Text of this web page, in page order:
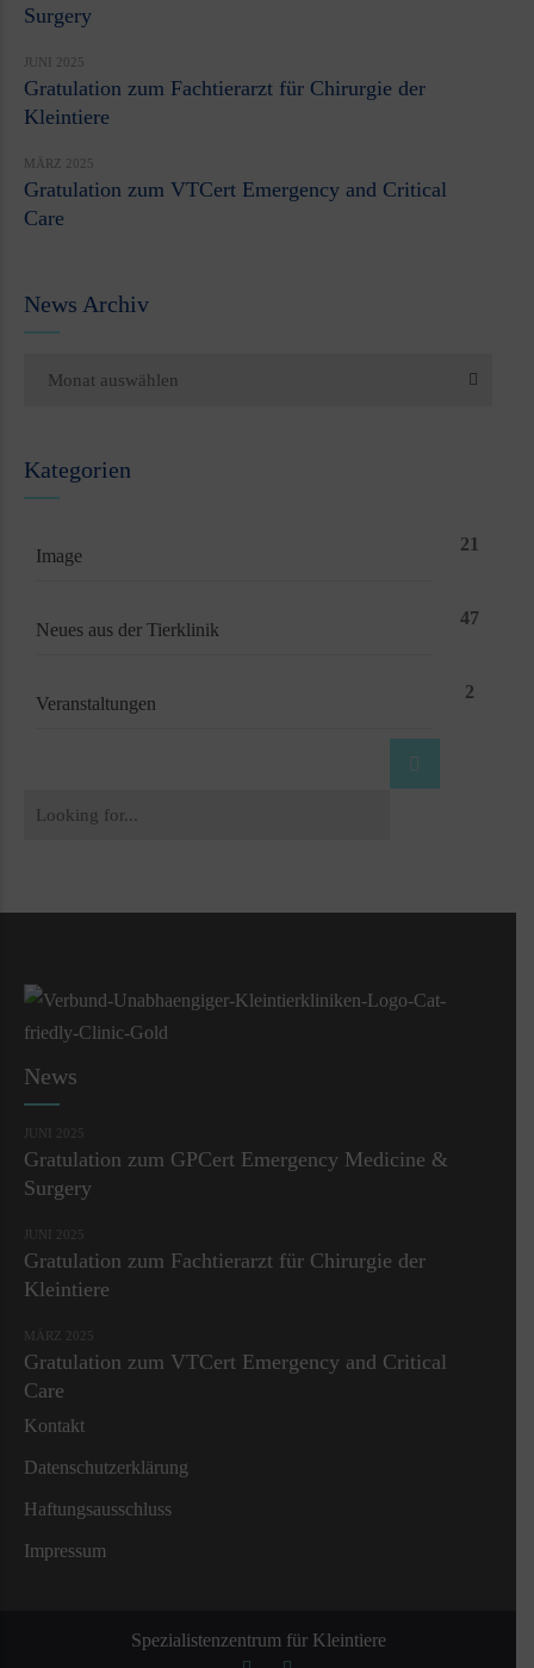
Surgery
JUNI 2025
Gratulation zum Fachtierarzt für Chirurgie der
Kleintiere
MÄRZ 2025
Gratulation zum VTCert Emergency and Critical
Care
News Archiv
Monat auswählen
Kategorien
Image
21
Neues aus der Tierklinik
47
Veranstaltungen
2
News
JUNI 2025
Gratulation zum GPCert Emergency Medicine &
Surgery
JUNI 2025
Gratulation zum Fachtierarzt für Chirurgie der
Kleintiere
MÄRZ 2025
Gratulation zum VTCert Emergency and Critical
Care
Kontakt
Datenschutzerklärung
Haftungsausschluss
Impressum
Spezialistenzentrum für Kleintiere